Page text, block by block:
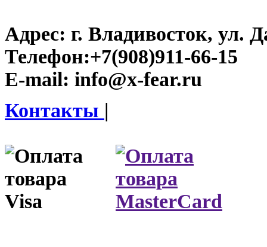
Адрес: г. Владивосток, ул.
Телефон:+7(908)911-66-15
E-mail: info@x-fear.ru
Контакты |